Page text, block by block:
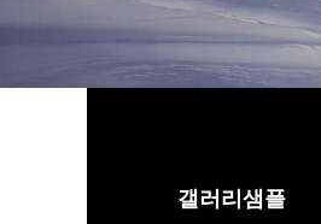
갤러리샘플